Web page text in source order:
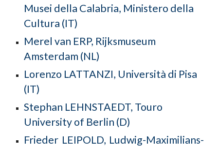
Musei della Calabria, Ministero della
Cultura (IT)
Merel van ERP, Rijksmuseum
Amsterdam (NL)
Lorenzo LATTANZI, Università di Pisa
(IT)
Stephan LEHNSTAEDT, Touro
University of Berlin (D)
Frieder LEIPOLD, Ludwig-Maximilians-